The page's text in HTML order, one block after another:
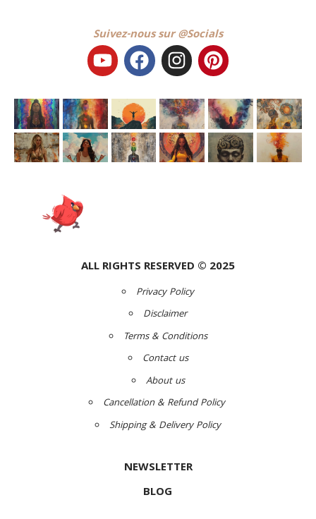
Suivez-nous sur @Socials
ALL RIGHTS RESERVED © 2025
Privacy Policy
Disclaimer
Terms & Conditions
Contact us
About us
Cancellation & Refund Policy
Shipping & Delivery Policy
NEWSLETTER
BLOG